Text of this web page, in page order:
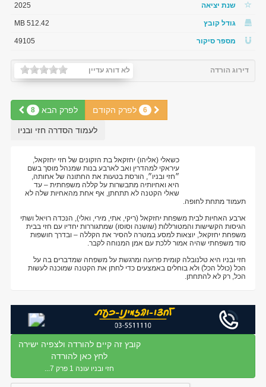
שנת יציאה 2025
גודל קובץ 512.42 MB
מספר סיקור 49105
לא דורג עדיין דירוג הורדה
לפרק הבא 8 6 לפרק הקודם
לעמוד הסדרה חזי ובניו
כשאלי (אליהו) יחזקאל בת הזקונים של חזי יחזקאל,
עיראקי למהדרין ואב לארבע בנות שמנהל מוסך בשם
״חזי ובניו״, הורסת בטעות את החתונה של אחותה,
היא ואחיותיה מתבשרות על קללה משפחתית – עד
שאלי הקטנה לא תתחתן, אף אחת מהאחיות שלה לא
תעמוד מתחת לחופה.
ארבע האחיות לבית משפחת יחזקאל (ריקי, אתי, מירי, ואלי), הנכדה רויאל ושתי
הגיסות הקשישות והמטורללות (שושנה וסוסו) שמתגוררות יחדיו עם חזי בבית
משפחת יחזקאל, יוצאות למסע במטרה להסיר את הקללה – ובדרך חושפות
סוד משפחתי שהיה אמור ללכת עם אמן המנוחה לקבר.
חזי ובניו היא טלנובלה קומית פרועה ומרגשת על משפחה שמדברים בה על
הכל (כולל הכל) ולא בוחלים באמצעים כדי לחתן את הקטנה שמוכנה לעשות
הכל, רק לא להתחתן.
קובץ זה קיים להורדה ולצפיה ישירה
לחץ כאן להורדה
חזי ובניו עונה 1 פרק 7...